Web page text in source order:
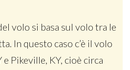
volo si basa sul volo tra le
In questo caso c’è il volo
Pikeville, KY, cioè circa